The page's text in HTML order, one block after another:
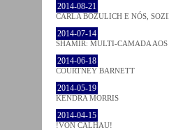
2014-08-21
CARLA BOZULICH E NÓS,
2014-07-14
SHAMIR: MULTI-CAMADA AOS
2014-06-18
COURTNEY BARNETT
2014-05-19
KENDRA MORRIS
2014-04-15
!VON CALHAU!